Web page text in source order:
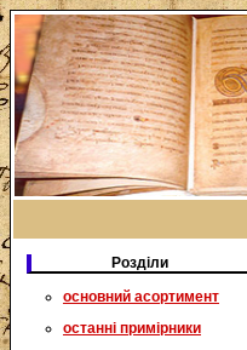
Розділи
основний асортимент
останні примірники